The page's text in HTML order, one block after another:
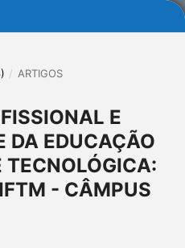
/ ARTIGOS
E
DA EDUCAÇÃO
TECNOLÓGICA:
- CÂMPUS